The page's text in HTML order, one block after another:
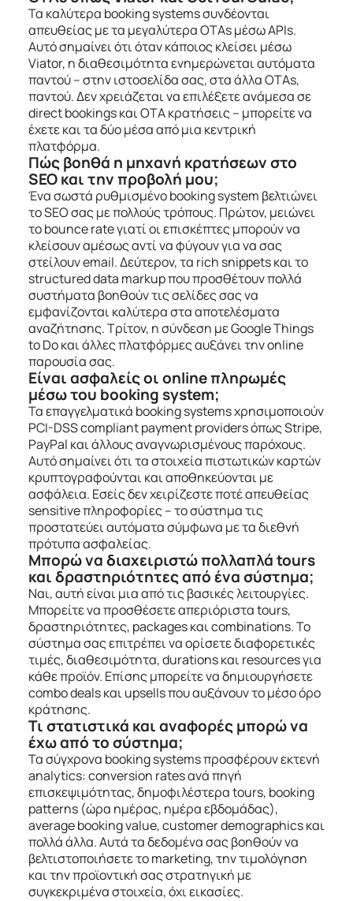
Τα καλύτερα booking systems συνδέονται
απευθείας με τα μεγαλύτερα OTAs μέσω APIs.
Αυτό σημαίνει ότι όταν κάποιος κλείσει μέσω
Viator, η διαθεσιμότητα ενημερώνεται αυτόματα
παντού – στην ιστοσελίδα σας, στα άλλα OTAs,
παντού. Δεν χρειάζεται να επιλέξετε ανάμεσα σε
direct bookings και OTA κρατήσεις – μπορείτε να
έχετε και τα δύο μέσα από μια κεντρική
πλατφόρμα.
Πώς βοηθά η μηχανή κρατήσεων στο
SEO και την προβολή μου;
Ένα σωστά ρυθμισμένο booking system βελτιώνει
το SEO σας με πολλούς τρόπους. Πρώτον, μειώνει
το bounce rate γιατί οι επισκέπτες μπορούν να
κλείσουν αμέσως αντί να φύγουν για να σας
στείλουν email. Δεύτερον, τα rich snippets και το
structured data markup που προσθέτουν πολλά
συστήματα βοηθούν τις σελίδες σας να
εμφανίζονται καλύτερα στα αποτελέσματα
αναζήτησης. Τρίτον, η σύνδεση με Google Things
to Do και άλλες πλατφόρμες αυξάνει την online
παρουσία σας.
Είναι ασφαλείς οι online πληρωμές
μέσω του booking system;
Τα επαγγελματικά booking systems χρησιμοποιούν
PCI-DSS compliant payment providers όπως Stripe,
PayPal και άλλους αναγνωρισμένους παρόχους.
Αυτό σημαίνει ότι τα στοιχεία πιστωτικών καρτών
κρυπτογραφούνται και αποθηκεύονται με
ασφάλεια. Εσείς δεν χειρίζεστε ποτέ απευθείας
sensitive πληροφορίες – το σύστημα τις
προστατεύει αυτόματα σύμφωνα με τα διεθνή
πρότυπα ασφαλείας.
Μπορώ να διαχειριστώ πολλαπλά tours
και δραστηριότητες από ένα σύστημα;
Ναι, αυτή είναι μια από τις βασικές λειτουργίες.
Μπορείτε να προσθέσετε απεριόριστα tours,
δραστηριότητες, packages και combinations. Το
σύστημα σας επιτρέπει να ορίσετε διαφορετικές
τιμές, διαθεσιμότητα, durations και resources για
κάθε προϊόν. Επίσης μπορείτε να δημιουργήσετε
combo deals και upsells που αυξάνουν το μέσο όρο
κράτησης.
Τι στατιστικά και αναφορές μπορώ να
έχω από το σύστημα;
Τα σύγχρονα booking systems προσφέρουν εκτενή
analytics: conversion rates ανά πηγή
επισκεψιμότητας, δημοφιλέστερα tours, booking
patterns (ώρα ημέρας, ημέρα εβδομάδας),
average booking value, customer demographics και
πολλά άλλα. Αυτά τα δεδομένα σας βοηθούν να
βελτιστοποιήσετε το marketing, την τιμολόγηση
και την προϊοντική σας στρατηγική με
συγκεκριμένα στοιχεία, όχι εικασίες.